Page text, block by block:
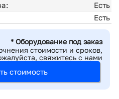
Есть
Есть
* Оборудование под заказ
стоимости и сроков,
свяжитесь с нами
стоимость